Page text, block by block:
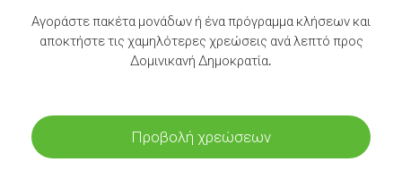
Αγοράστε πακέτα μονάδων ή ένα πρόγραμμα κλήσεων και
αποκτήστε τις χαμηλότερες χρεώσεις ανά λεπτό προς
Δομινικανή Δημοκρατία.
Προβολή χρεώσεων